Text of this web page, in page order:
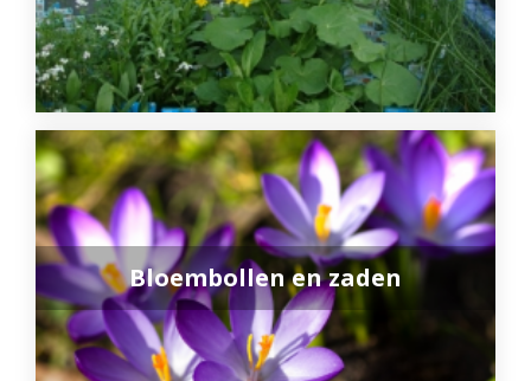
Bloembollen en zaden